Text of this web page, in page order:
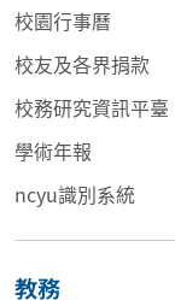
校園行事曆
校友及各界捐款
校務研究資訊平臺
學術年報
ncyu識別系統
教務